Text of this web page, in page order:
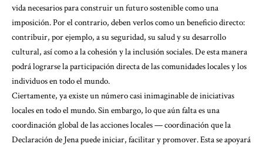
vida necesarios para construir un futuro sostenible como una
imposición. Por el contrario, deben verlos como un beneficio directo:
contribuir, por ejemplo, a su seguridad, su salud y su desarrollo
cultural, así como a la cohesión y la inclusión sociales. De esta manera
podrá lograrse la participación directa de las comunidades locales y los
individuos en todo el mundo.
Ciertamente, ya existe un número casi inimaginable de iniciativas
locales en todo el mundo. Sin embargo, lo que aún falta es una
coordinación global de las acciones locales — coordinación que la
Declaración de Jena puede iniciar, facilitar y promover. Esta se apoyará